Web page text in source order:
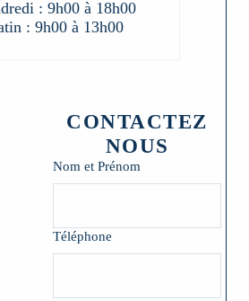
: 9h00 à 18h00
: 9h00 à 13h00
CONTACTEZ
NOUS
Nom et Prénom
Téléphone